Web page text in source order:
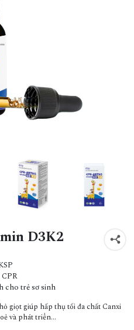
D3K2
cho trẻ sơ sinh
giọt giúp hấp thụ tối đa chất Canxi
và phát triển...